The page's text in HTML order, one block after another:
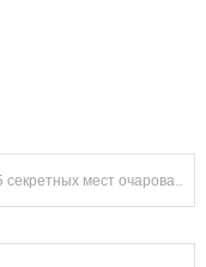
Топ-5 секретных мест очаровательного Лиссабона, которые обязательно стоит посетить